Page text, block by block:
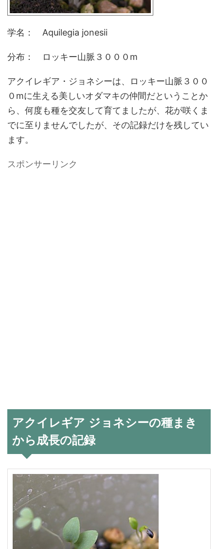
学名： Aquilegia jonesii
分布： ロッキー山脈３０００m
アクイレギア・ジョネシーは、ロッキー山脈３００
０mに生える美しいオダマキの仲間だということか
ら、何度も種を交友して育てましたが、花が咲くま
でに至りませんでしたが、その記録だけを残してい
ます。
スポンサーリンク
アクイレギア ジョネシーの種まき
から成長の記録